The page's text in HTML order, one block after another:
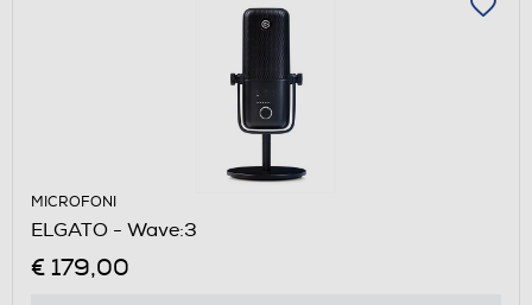
MICROFONI
ELGATO - Wave:3
€ 179,00